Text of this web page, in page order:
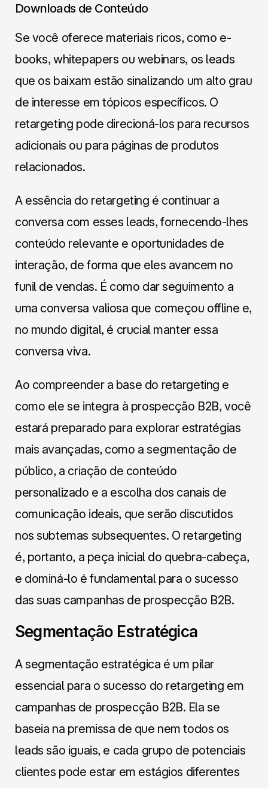
Downloads de Conteúdo
Se você oferece materiais ricos, como e-
books, whitepapers ou webinars, os leads
que os baixam estão sinalizando um alto grau
de interesse em tópicos específicos. O
retargeting pode direcioná-los para recursos
adicionais ou para páginas de produtos
relacionados.
A essência do retargeting é continuar a
conversa com esses leads, fornecendo-lhes
conteúdo relevante e oportunidades de
interação, de forma que eles avancem no
funil de vendas. É como dar seguimento a
uma conversa valiosa que começou offline e,
no mundo digital, é crucial manter essa
conversa viva.
Ao compreender a base do retargeting e
como ele se integra à prospecção B2B, você
estará preparado para explorar estratégias
mais avançadas, como a segmentação de
público, a criação de conteúdo
personalizado e a escolha dos canais de
comunicação ideais, que serão discutidos
nos subtemas subsequentes. O retargeting
é, portanto, a peça inicial do quebra-cabeça,
e dominá-lo é fundamental para o sucesso
das suas campanhas de prospecção B2B.
Segmentação Estratégica
A segmentação estratégica é um pilar
essencial para o sucesso do retargeting em
campanhas de prospecção B2B. Ela se
baseia na premissa de que nem todos os
leads são iguais, e cada grupo de potenciais
clientes pode estar em estágios diferentes